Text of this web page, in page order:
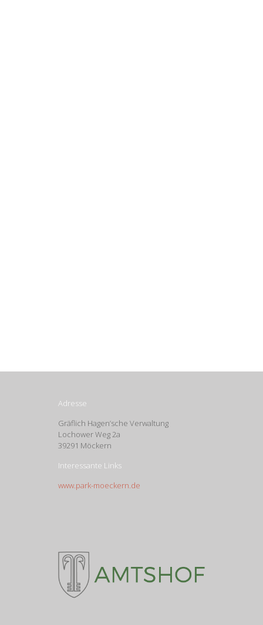
Adresse
Gräflich Hagen’sche Verwaltung
Lochower Weg 2a
39291 Möckern
Interessante Links
www.park-moeckern.de